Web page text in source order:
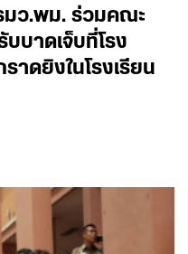
มว.พม. ร่วมคณะ
บบาดเจ็บที่โรง
าดยิงในโรงเรียน